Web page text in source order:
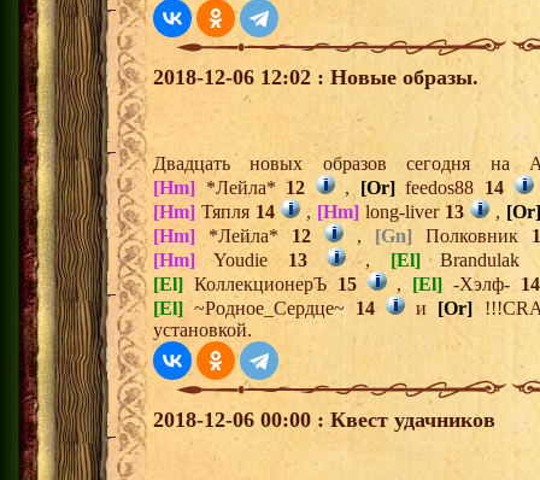
2018-12-06 12:02 : Новые образы.
Двадцать новых образов сегодня
[Hm] *Лейла* 12 , [Or]feedos88 14
[Hm] Тяпля 14 , [Hm] long-liver 13 , [Or]
[Hm] *Лейла* 12 , [Gn] Полковник
[Hm] Youdie 13 , [El]Brandulak
[El] КоллекционерЪ 15 , [El] -Хэлф- 14
[El] ~Родное_Сердце~ 14 и [Or]
установкой.
2018-12-06 00:00 : Квест удачников